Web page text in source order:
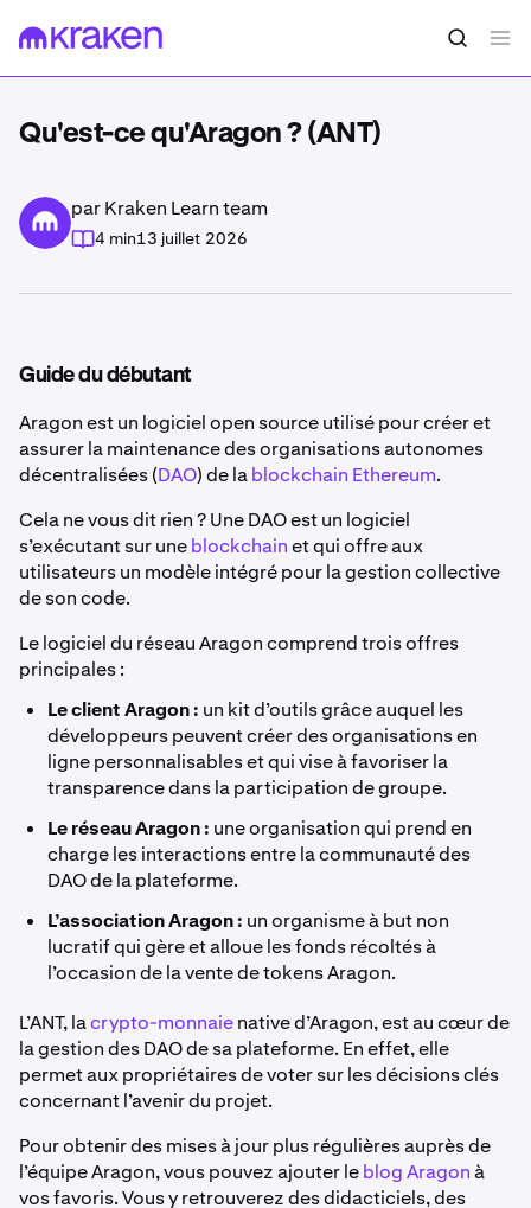
Qu'est-ce qu'Aragon ? (ANT)
par Kraken Learn team
4 min13 juillet 2026
Guide du débutant
Aragon est un logiciel open source utilisé pour créer et
assurer la maintenance des organisations autonomes
décentralisées (DAO) de lablockchain Ethereum.
Cela ne vous dit rien ? Une DAO est un logiciel
s’exécutant sur uneblockchainet qui offre aux
utilisateurs un modèle intégré pour la gestion collective
de son code.
Le logiciel du réseau Aragon comprend trois offres
principales :
Le client Aragon : un kit d’outils grâce auquel les
développeurs peuvent créer des organisations en
ligne personnalisables et qui vise à favoriser la
transparence dans la participation de groupe.
Le réseau Aragon : une organisation qui prend en
charge les interactions entre la communauté des
DAO de la plateforme.
L’association Aragon : un organisme à but non
lucratif qui gère et alloue les fonds récoltés à
l’occasion de la vente de tokens Aragon.
L’ANT, lacrypto-monnaienative d’Aragon, est au cœur de
la gestion des DAO de sa plateforme. En effet, elle
permet aux propriétaires de voter sur les décisions clés
concernant l’avenir du projet.
Pour obtenir des mises à jour plus régulières auprès de
l’équipe Aragon, vous pouvez ajouter leblog Aragonà
vos favoris. Vous y retrouverez des didacticiels, des